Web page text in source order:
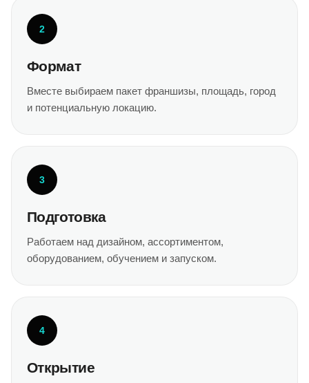
2
Формат
Вместе выбираем пакет франшизы, площадь, город
и потенциальную локацию.
3
Подготовка
Работаем над дизайном, ассортиментом,
оборудованием, обучением и запуском.
4
Открытие